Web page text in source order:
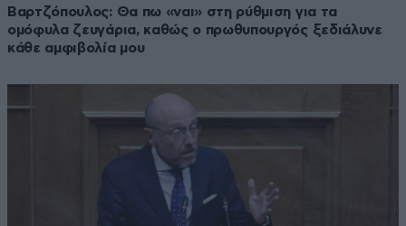
Βαρτζόπουλος: Θα πω «ναι» στη ρύθμιση για τα
ομόφυλα ζευγάρια, καθώς ο πρωθυπουργός ξεδιάλυνε
κάθε αμφιβολία μου